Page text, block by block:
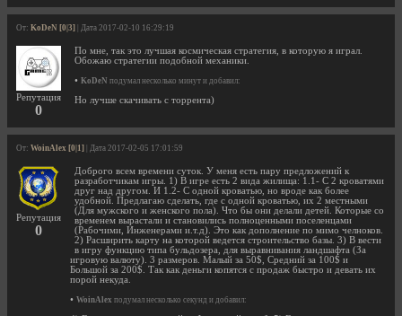
От: KoDeN [0|3] | Дата 2017-02-10 16:29:19
Репутация
0
По мне, так это лучшая космическая стратегия, в которую я играл.
Обожаю стратегии подобной механики.
• KoDeN подумал несколько минут и добавил:
Но лучше скачивать с торрента)
От: WoinAlex [0|1] | Дата 2017-02-05 17:01:59
Репутация
0
Доброго всем времени суток. У меня есть пару предложений к
разработчикам игры. 1) В игре есть 2 вида жилища: 1.1- С 2 кроватями
друг над другом. И 1.2- С одной кроватью, но вроде как более
удобной. Предлагаю сделать, где с одной кроватью, их 2 местными
(Для мужского и женского пола). Что бы они делали детей. Которые со
временем вырастали и становились полноценными поселенцами
(Рабочими, Инженерами и.т.д). Это как дополнение по мимо челноков.
2) Расширить карту на которой ведется строительство базы. 3) В вести
в игру функцию типа бульдозера, для выравнивания ландшафта (За
игровую валюту). 3 размеров. Малый за 50$, Средний за 100$ и
Большой за 200$. Так как деньги копятся с продаж быстро и девать их
порой некуда.
• WoinAlex подумал несколько секунд и добавил: